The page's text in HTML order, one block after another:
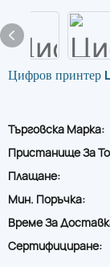
Цифров принтер
Търговска Марка:
Пристанище За
Плащане:
Мин. Поръчка:
Време За
Сертифициране: